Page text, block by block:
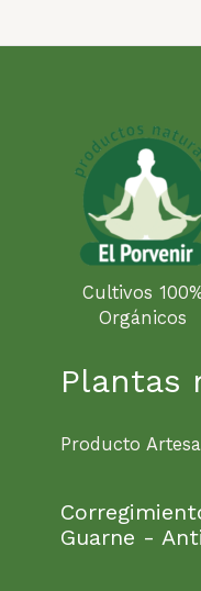
Cultivos
Orgánicos
Plantas
Producto
Guarne -